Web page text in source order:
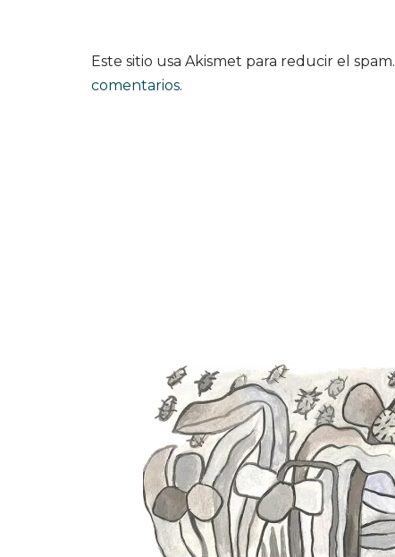
Este sitio usa Akismet para reducir el spam.
comentarios.